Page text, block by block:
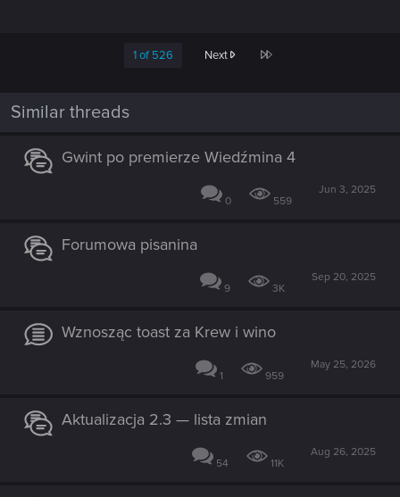
1 of 526 Next Last
Similar threads
Gwint po premierze Wiedźmina 4
0 559
Jun 3, 2025
Forumowa pisanina
9 3K
Sep 20, 2025
Wznosząc toast za Krew i wino
1 959
May 25, 2026
Aktualizacja 2.3 — lista zmian
54 11K
Aug 26, 2025